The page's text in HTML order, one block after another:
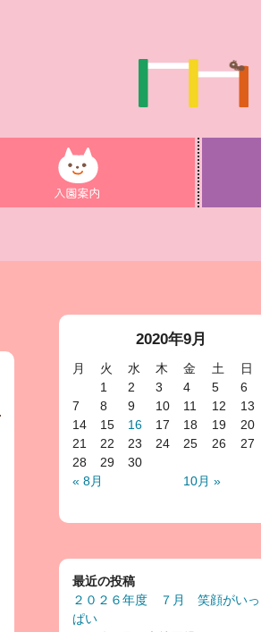
2020年9月
月 火 水 木 金 土 日
« 8月 10月 »
1 2 3 4 5
6
7
8 9 10 11 12
13
14
15 16 17 18 19
20
21
22 23 24 25 26
27
28
29 30
最近の投稿
２０２６年度 ７月 笑顔がいっ
ぱい